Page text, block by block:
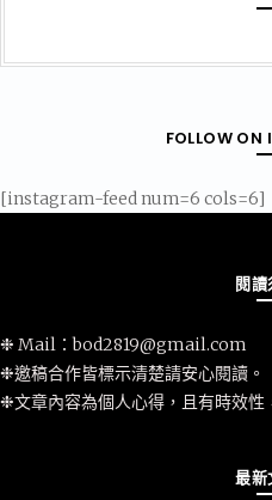
FOLLOW ON
[instagram-feed num=6 cols=6]
閱讀
❉ Mail：bod2819@gmail.com
❉邀稿合作皆標示清楚請安心閱讀。
❉文章內容為個人心得，且有時效性
最新